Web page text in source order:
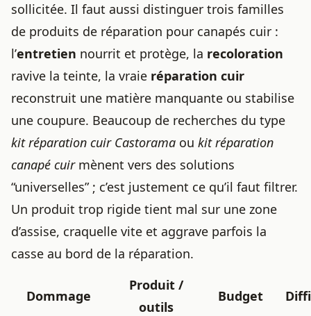
sollicitée. Il faut aussi distinguer trois familles
de produits de réparation pour canapés cuir :
l’entretien nourrit et protège, la recoloration
ravive la teinte, la vraie réparation cuir
reconstruit une matière manquante ou stabilise
une coupure. Beaucoup de recherches du type
kit réparation cuir Castorama ou kit réparation
canapé cuirmènent vers des solutions
“universelles” ; c’est justement ce qu’il faut filtrer.
Un produit trop rigide tient mal sur une zone
d’assise, craquelle vite et aggrave parfois la
casse au bord de la réparation.
Dommage
Produit /
outils
Budget